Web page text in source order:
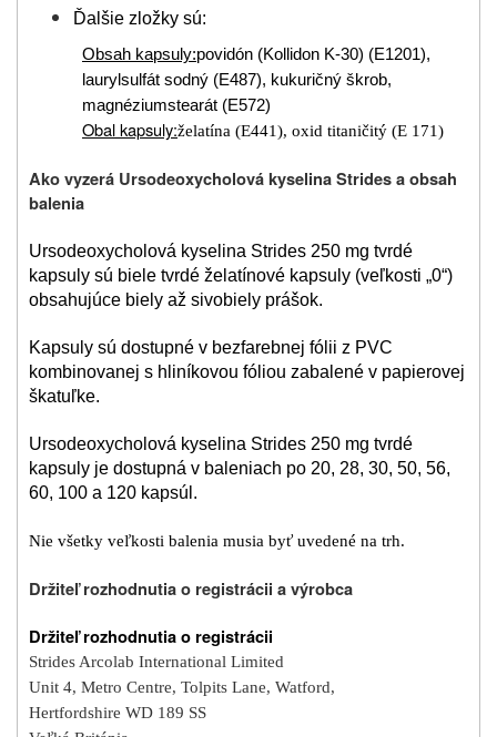
Ďalšie zložky sú:
Obsah kapsuly:povidón (Kollidon K-30) (E1201),
laurylsulfát sodný (E487), kukuričný škrob,
magnéziumstearát (E572)
Obal kapsuly:želatína (E441), oxid titaničitý (E 171)
Ako vyzerá Ursodeoxycholová kyselina Strides a obsah
balenia
Ursodeoxycholová kyselina Strides 250 mg tvrdé
kapsuly sú biele tvrdé želatínové kapsuly (veľkosti „0“)
obsahujúce biely až sivobiely prášok.
Kapsuly sú dostupné v bezfarebnej fólii z PVC
kombinovanej s hliníkovou fóliou zabalené v papierovej
škatuľke.
Ursodeoxycholová kyselina Strides 250 mg tvrdé
kapsuly je dostupná v baleniach po 20, 28, 30, 50, 56,
60, 100 a 120 kapsúl.
Nie všetky veľkosti balenia musia byť uvedené na trh.
Držiteľ rozhodnutia o registrácii a výrobca
Držiteľ rozhodnutia o registrácii
Strides Arcolab International Limited
Unit 4, Metro Centre, Tolpits Lane, Watford,
Hertfordshire WD 189 SS